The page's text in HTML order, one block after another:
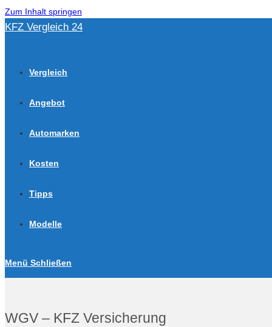
Zum Inhalt springen
KFZ Vergleich 24
Vergleich
Angebot
Automarken
Kosten
Tipps
Modelle
Menü Schließen
WGV – KFZ Versicherung